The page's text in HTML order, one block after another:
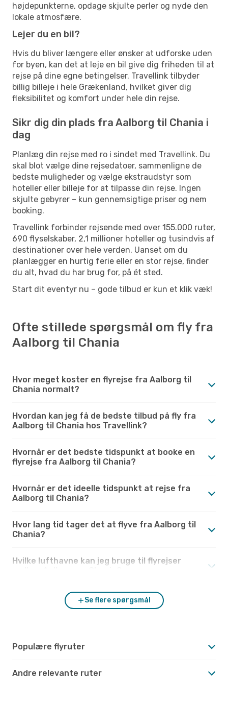
højdepunkterne, opdage skjulte perler og nyde den
lokale atmosfære.
Lejer du en bil?
Hvis du bliver længere eller ønsker at udforske uden
for byen, kan det at leje en bil give dig friheden til at
rejse på dine egne betingelser. Travellink tilbyder
billig billeje i hele Grækenland, hvilket giver dig
fleksibilitet og komfort under hele din rejse.
Sikr dig din plads fra Aalborg til Chania i
dag
Planlæg din rejse med ro i sindet med Travellink. Du
skal blot vælge dine rejsedatoer, sammenligne de
bedste muligheder og vælge ekstraudstyr som
hoteller eller billeje for at tilpasse din rejse. Ingen
skjulte gebyrer – kun gennemsigtige priser og nem
booking.
Travellink forbinder rejsende med over 155.000 ruter,
690 flyselskaber, 2,1 millioner hoteller og tusindvis af
destinationer over hele verden. Uanset om du
planlægger en hurtig ferie eller en stor rejse, finder
du alt, hvad du har brug for, på ét sted.
Start dit eventyr nu – gode tilbud er kun et klik væk!
Ofte stillede spørgsmål om fly fra
Aalborg til Chania
Hvor meget koster en flyrejse fra Aalborg til
Chania normalt?
Hvordan kan jeg få de bedste tilbud på fly fra
Aalborg til Chania hos Travellink?
Hvornår er det bedste tidspunkt at booke en
flyrejse fra Aalborg til Chania?
Hvornår er det ideelle tidspunkt at rejse fra
Aalborg til Chania?
Hvor lang tid tager det at flyve fra Aalborg til
Chania?
Hvilke lufthavne kan jeg bruge til flyrejser
Se flere spørgsmål
Populære flyruter
Andre relevante ruter